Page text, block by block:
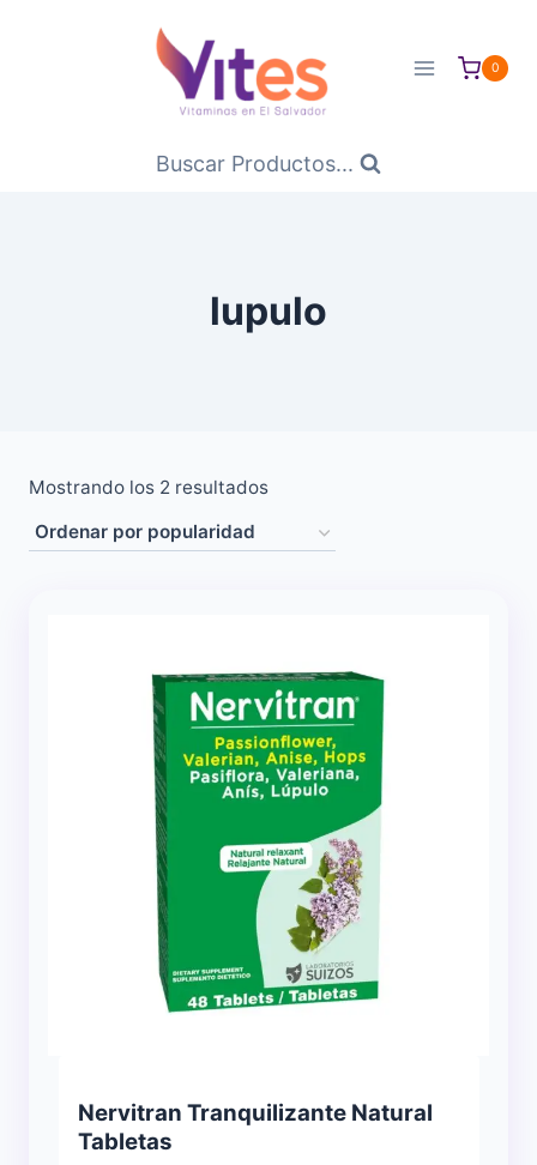
0
Buscar Productos...
lupulo
Mostrando los 2 resultadosOrdenado
popularidad
Nervitran Tranquilizante Natural
Tabletas